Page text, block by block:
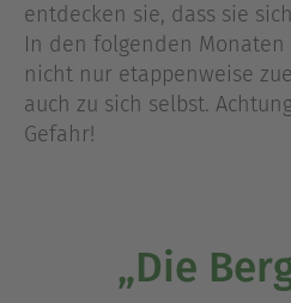
entdecken sie, dass sie
In den folgenden
nicht nur etappenweise
auch zu sich selbst.
Gefahr!
„Die